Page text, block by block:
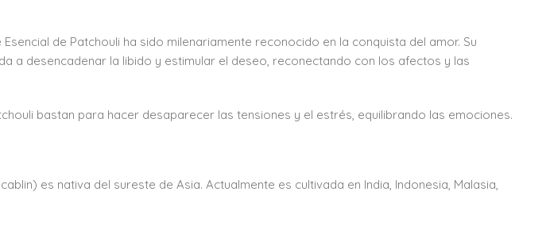
de Patchouli ha sido milenariamente reconocido en la conquista del amor. Su
a desencadenar la libido y estimular el deseo, reconectando con los afectos y las
bastan para hacer desaparecer las tensiones y el estrés, equilibrando las emociones.
es nativa del sureste de Asia. Actualmente es cultivada en India, Indonesia, Malasia,